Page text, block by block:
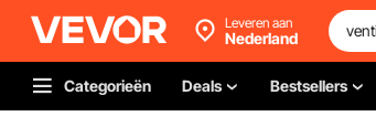
Leveren aan
Nederland
Categorieën Deals Bestsellers